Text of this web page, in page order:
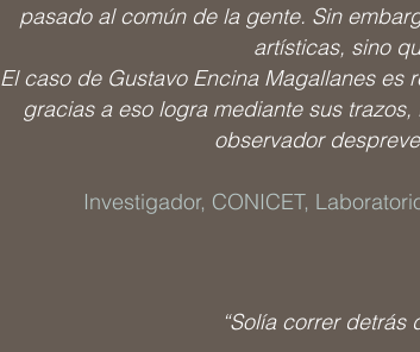
pasado al común de la gente. Sin
artísticas, sino
El caso de Gustavo Encina Magallanes
gracias a eso logra mediante sus
observador
Investigador, CONICET,
“Solía correr